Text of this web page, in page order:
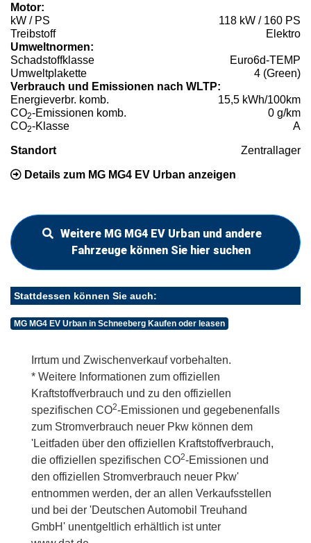
Motor:
kW / PS
118 kW / 160 PS
Treibstoff
Elektro
Umweltnormen:
Schadstoffklasse
Euro6d-TEMP
Umweltplakette
4 (Green)
Verbrauch und Emissionen nach WLTP:
Energieverbr. komb.
15,5 kWh/100km
CO2-Emissionen komb.
0 g/km
CO2-Klasse A
Standort Zentrallager
Details zum MG MG4 EV Urban anzeigen
Weitere MG MG4 EV Urban und andere
Fahrzeuge können Sie hier suchen
Stattdessen können Sie auch:
MG MG4 EV Urban in Schneeberg Kaufen oder leasen
Irrtum und Zwischenverkauf vorbehalten.
* Weitere Informationen zum offiziellen
Kraftstoffverbrauch und zu den offiziellen
spezifischen CO2-Emissionen und gegebenenfalls
zum Stromverbrauch neuer Pkw können dem
'Leitfaden über den offiziellen Kraftstoffverbrauch,
die offiziellen spezifischen CO2-Emissionen und
den offiziellen Stromverbrauch neuer Pkw'
entnommen werden, der an allen Verkaufsstellen
und bei der 'Deutschen Automobil Treuhand
GmbH' unentgeltlich erhältlich ist unter